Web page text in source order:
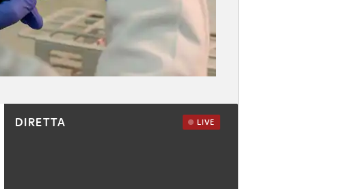
DIRETTA LIVE